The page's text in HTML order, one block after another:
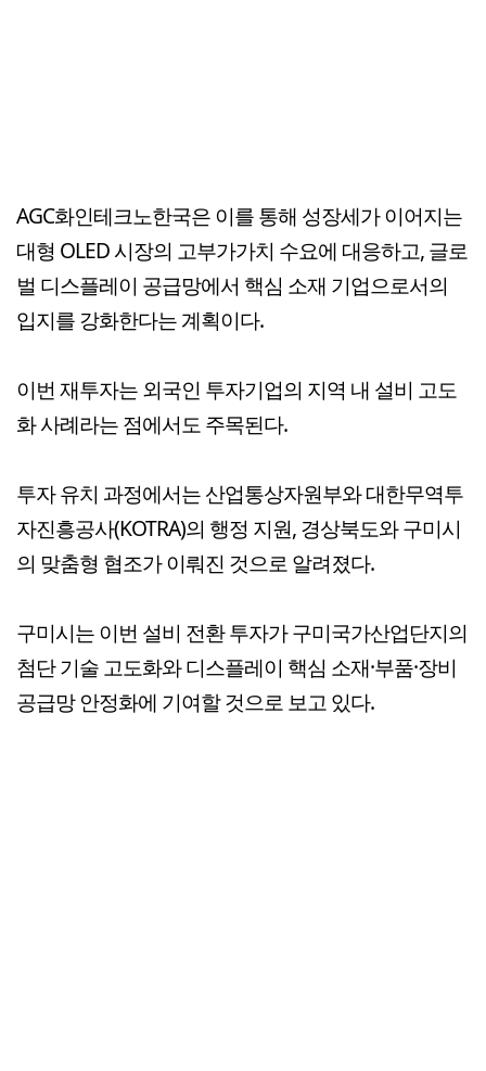
AGC화인테크노한국은 이를 통해 성장세가 이어지는
대형 OLED 시장의 고부가가치 수요에 대응하고, 글로
벌 디스플레이 공급망에서 핵심 소재 기업으로서의
입지를 강화한다는 계획이다.
이번 재투자는 외국인 투자기업의 지역 내 설비 고도
화 사례라는 점에서도 주목된다.
투자 유치 과정에서는 산업통상자원부와 대한무역투
자진흥공사(KOTRA)의 행정 지원, 경상북도와 구미시
의 맞춤형 협조가 이뤄진 것으로 알려졌다.
구미시는 이번 설비 전환 투자가 구미국가산업단지의
첨단 기술 고도화와 디스플레이 핵심 소재·부품·장비
공급망 안정화에 기여할 것으로 보고 있다.